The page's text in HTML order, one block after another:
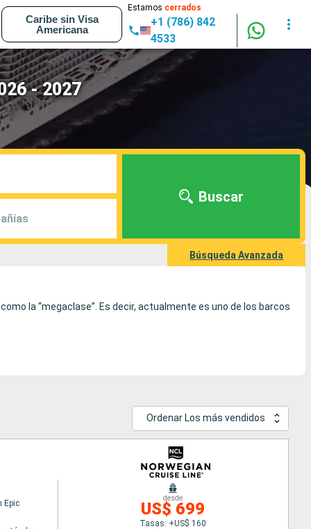
Caribe sin Visa
Americana
Estamos cerrados
+1 (786) 842
4533
- 2027
Buscar
Búsqueda Avanzada
la “megaclase”. Es decir, actualmente es uno de los barcos
Ordenar Los más vendidos
Epic
desde
US$ 699
Tasas: +US$ 160